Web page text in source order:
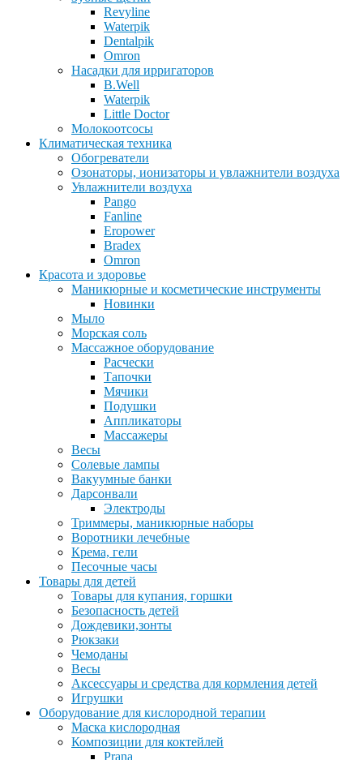
Revyline
Waterpik
Dentalpik
Omron
Насадки для ирригаторов
B.Well
Waterpik
Little Doctor
Молокоотсосы
Климатическая техника
Обогреватели
Озонаторы, ионизаторы и увлажнители воздуха
Увлажнители воздуха
Pango
Fanline
Eropower
Bradex
Omron
Красота и здоровье
Маникюрные и косметические инструменты
Новинки
Мыло
Морская соль
Массажное оборудование
Расчески
Тапочки
Мячики
Подушки
Аппликаторы
Массажеры
Весы
Солевые лампы
Вакуумные банки
Дарсонвали
Электроды
Триммеры, маникюрные наборы
Воротники лечебные
Крема, гели
Песочные часы
Товары для детей
Товары для купания, горшки
Безопасность детей
Дождевики,зонты
Рюкзаки
Чемоданы
Весы
Аксессуары и средства для кормления детей
Игрушки
Оборудование для кислородной терапии
Маска кислородная
Композиции для коктейлей
Prana